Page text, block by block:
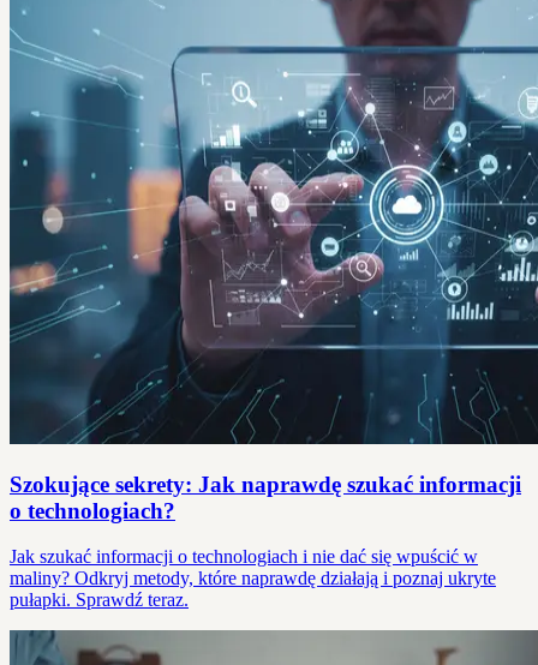
Szokujące sekrety: Jak naprawdę szukać informacji
o technologiach?
Jak szukać informacji o technologiach i nie dać się wpuścić w
maliny? Odkryj metody, które naprawdę działają i poznaj ukryte
pułapki. Sprawdź teraz.